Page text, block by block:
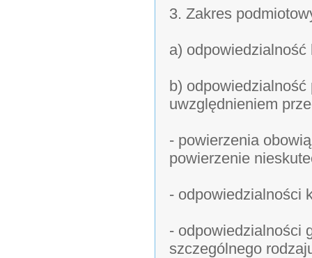
3. Zakres
a)
b)
uwzględnieniem
- powierzenia
powierzenie
- odpowiedzialności
- odpowiedzialności
szczególnego